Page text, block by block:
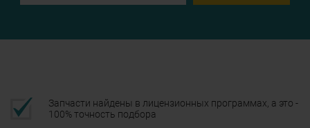
Запчасти найдены в лицензионных программах, а это -
100% точность подбора